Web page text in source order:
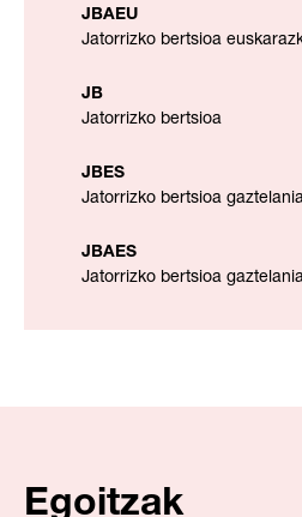
JBAEU
Jatorrizko bertsioa
JB
Jatorrizko bertsioa
JBES
Jatorrizko bertsioa
JBAES
Jatorrizko bertsioa
Egoitzak